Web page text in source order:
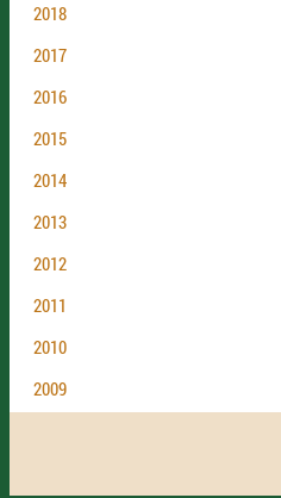
2018
2017
2016
2015
2014
2013
2012
2011
2010
2009